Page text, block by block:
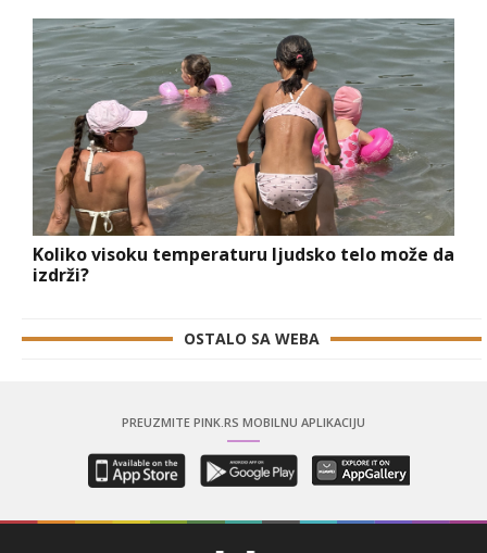
Koliko visoku temperaturu ljudsko telo može da
izdrži?
OSTALO SA WEBA
PREUZMITE PINK.RS MOBILNU APLIKACIJU